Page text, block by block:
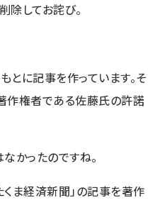
してお詫び。
とに記事を作っています。そ
作権者である佐藤氏の許諾
かったのですね。
くま経済新聞」の記事を著作